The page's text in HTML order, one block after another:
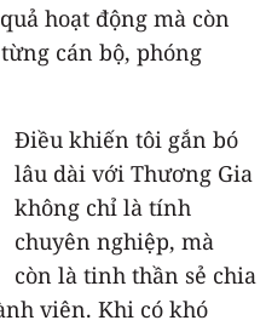
hoạt động mà còn
cán bộ, phóng
Điều khiến tôi gắn bó
lâu dài với Thương Gia
không chỉ là tính
chuyên nghiệp, mà
còn là tinh thần sẻ chia
viên. Khi có khó